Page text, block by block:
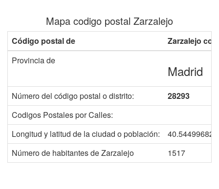
Mapa codigo postal Zarzalejo
Código postal de
Zarzalejo
Provincia de
Madrid
Número del código postal o distrito:
28293
Codigos Postales por Calles:
Longitud y latitud de la ciudad o población:
Número de habitantes de Zarzalejo
1517